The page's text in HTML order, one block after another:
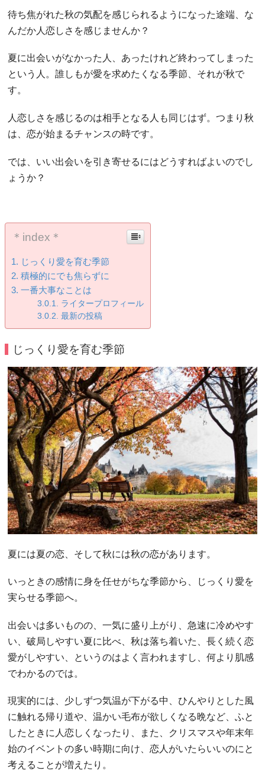
待ち焦がれた秋の気配を感じられるようになった途端、な
んだか人恋しさを感じませんか？
夏に出会いがなかった人、あったけれど終わってしまった
という人。誰しもが愛を求めたくなる季節、それが秋で
す。
人恋しさを感じるのは相手となる人も同じはず。つまり秋
は、恋が始まるチャンスの時です。
では、いい出会いを引き寄せるにはどうすればよいのでし
ょうか？
＊index＊
じっくり愛を育む季節
積極的にでも焦らずに
一番大事なことは
ライタープロフィール
最新の投稿
じっくり愛を育む季節
夏には夏の恋、そして秋には秋の恋があります。
いっときの感情に身を任せがちな季節から、じっくり愛を
実らせる季節へ。
出会いは多いものの、一気に盛り上がり、急速に冷めやす
い、破局しやすい夏に比べ、秋は落ち着いた、長く続く恋
愛がしやすい、というのはよく言われますし、何より肌感
でわかるのでは。
現実的には、少しずつ気温が下がる中、ひんやりとした風
に触れる帰り道や、温かい毛布が欲しくなる晩など、ふと
したときに人恋しくなったり、また、クリスマスや年末年
始のイベントの多い時期に向け、恋人がいたらいいのにと
考えることが増えたり。